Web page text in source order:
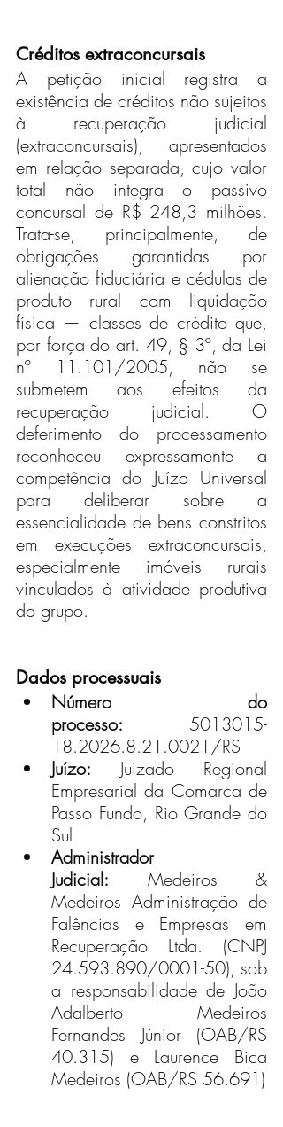
Créditos extraconcursais
A petição inicial registra a
existência de créditos não sujeitos
à recuperação judicial
(extraconcursais), apresentados
em relação separada, cujo valor
total não integra o passivo
concursal de R$ 248,3 milhões.
Trata-se, principalmente, de
obrigações garantidas por
alienação fiduciária e cédulas de
produto rural com liquidação
física — classes de crédito que,
por força do art. 49, § 3º, da Lei
nº 11.101/2005, não se
submetem aos efeitos da
recuperação judicial. O
deferimento do processamento
reconheceu expressamente a
competência do Juízo Universal
para deliberar sobre a
essencialidade de bens constritos
em execuções extraconcursais,
especialmente imóveis rurais
vinculados à atividade produtiva
do grupo.
Dados processuais
Número do
processo: 5013015-
18.2026.8.21.0021/RS
Juízo: Juizado Regional
Empresarial da Comarca de
Passo Fundo, Rio Grande do
Sul
Administrador
Judicial: Medeiros &
Medeiros Administração de
Falências e Empresas em
Recuperação Ltda. (CNPJ
24.593.890/0001-50), sob
a responsabilidade de João
Adalberto Medeiros
Fernandes Júnior (OAB/RS
40.315) e Laurence Bica
Medeiros (OAB/RS 56.691)